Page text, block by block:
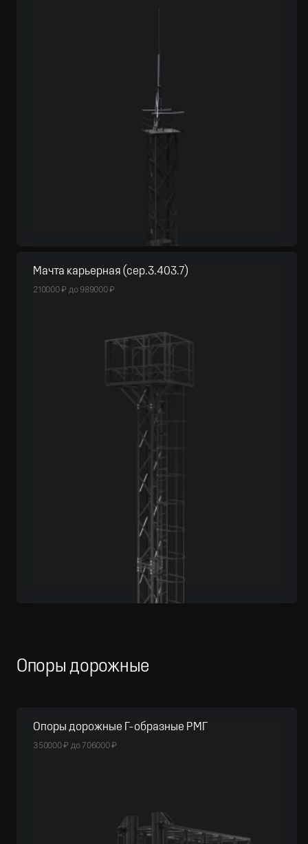
Мачта карьерная (сер.3.403.7)
210000₽ до 989000₽
Опоры дорожные
Опоры дорожные Г-образные РМГ
350000₽ до706000₽